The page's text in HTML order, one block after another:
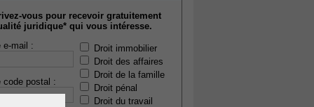
vous pour recevoir gratuitement
juridique* qui vous intéresse.
e-mail :
code postal :
Droit immobilier
Droit des affaires
Droit de la famille
Droit pénal
Droit du travail